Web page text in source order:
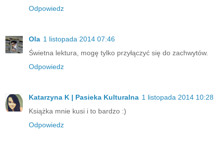
Odpowiedz
Ola 1 listopada 2014 07:46
Świetna lektura, mogę tylko przyłączyć się do zachwytów.
Odpowiedz
Katarzyna K | Pasieka Kulturalna 1 listopada 2014 10:28
Książka mnie kusi i to bardzo :)
Odpowiedz